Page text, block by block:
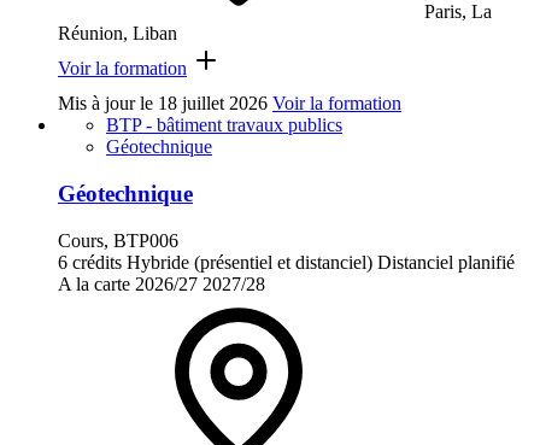
Paris, La
Réunion, Liban
Voir la formation
Mis à jour le 18 juillet 2026 Voir la formation
BTP - bâtiment travaux publics
Géotechnique
Géotechnique
Cours, BTP006
6 crédits Hybride (présentiel et distanciel) Distanciel planifié
A la carte 2026/27 2027/28